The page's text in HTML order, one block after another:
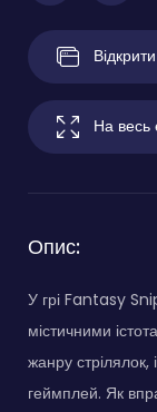
На весь
Опис:
У грі Fantasy
містичними
жанру стрілялок,
геймплей. Як